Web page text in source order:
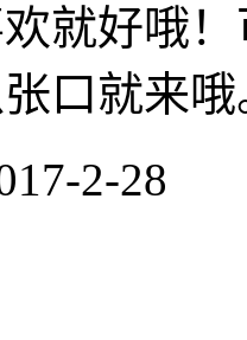
就好哦
口就来
2-28